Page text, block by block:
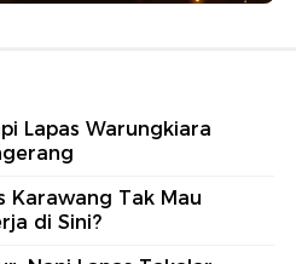
Lapas Warungkiara
Karawang Tak Mau
di Sini?